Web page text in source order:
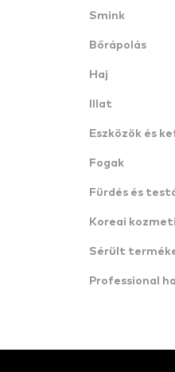
Smink
Bőrápolás
Haj
Illat
Eszközök és
Fogak
Fürdés és
Koreai
Sérült
Professional